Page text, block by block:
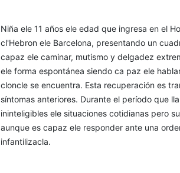
Niña ele 11 años ele edad que ingresa en el
cl'Hebron ele Barce­lona, presentando un
capaz ele caminar, mutismo y delgadez
ele forma espontá­nea siendo ca paz ele
cloncle se encuentra. Esta recuperación es
síntomas anteriores. Durante el período que
ininteligibles ele situaciones cotidianas pero
aunque es capaz ele responder ante una
infantilizacla.